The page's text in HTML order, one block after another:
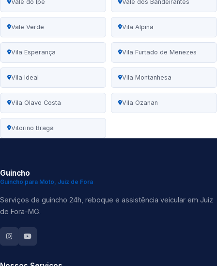
Vale do Ipê Vale dos Bandeirantes
Vale Verde Vila Alpina
Vila Esperança Vila Furtado de Menezes
Vila Ideal Vila Montanhesa
Vila Olavo Costa Vila Ozanan
Vitorino Braga
Guincho
Guincho para Moto, Juiz de Fora
Serviços de guincho 24h, reboque e assistência veicular em Juiz
de Fora-MG.